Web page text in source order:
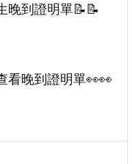
到證明單📝📝
晚到證明單👀👀